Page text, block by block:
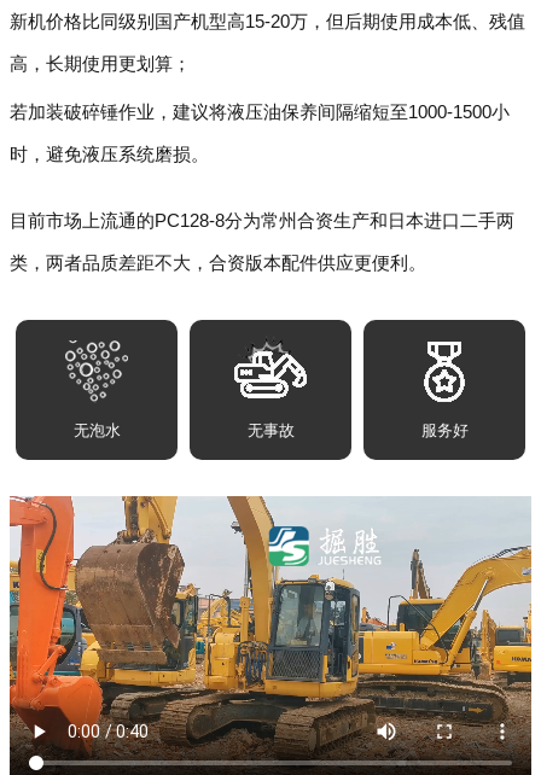
新机价格比同级别国产机型高15-20万，但后期使用成本低、残值
高，长期使用更划算；
若加装破碎锤作业，建议将液压油保养间隔缩短至1000-1500小
时，避免液压系统磨损。
目前市场上流通的PC128-8分为常州合资生产和日本进口二手两
类，两者品质差距不大，合资版本配件供应更便利。
无泡水 无事故 服务好